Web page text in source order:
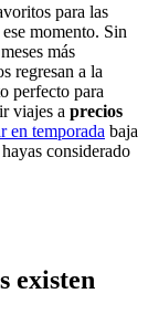
para las
momento. Sin
más
regresan a la
perfecto para
viajes a precios
en temporada baja
considerado
existen